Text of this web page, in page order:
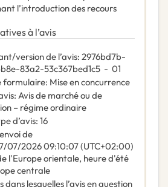
l’introduction des recours
à l’avis
version de l’avis: 2976bd7b-
83a2-53c367bed1c5 - 01
formulaire: Mise en concurrence
: Avis de marché ou de
– régime ordinaire
d’avis: 16
de
07/202609:10:07 (UTC+02:00)
l'Europe orientale, heure d'été
centrale
dans lesquelles l’avis en question